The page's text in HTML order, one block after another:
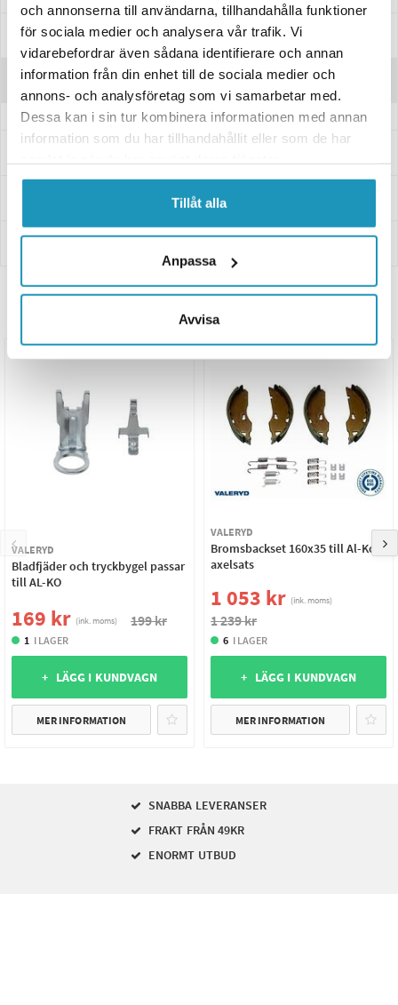
och annonserna till användarna, tillhandahålla funktioner
för sociala medier och analysera vår trafik. Vi
vidarebefordrar även sådana identifierare och annan
information från din enhet till de sociala medier och
annons- och analysföretag som vi samarbetar med.
Dessa kan i sin tur kombinera informationen med annan
information som du har tillhandahållit eller som de har
Tillåt alla
Anpassa
Avvisa
Manualer & Guider
Recensioner
Leverans- & Returinformation
Betalning
Relaterade produkter
VALERYD
Bladfjäder och tryckbygel passar
till AL-KO
169 kr (ink. moms) 199 kr
1 I LAGER
+ LÄGG I KUNDVAGN
MER INFORMATION
VALERYD
Bromsbackset 160x35 till Al-Ko
axelsats
1 053 kr (ink. moms)
1 239 kr
6 I LAGER
+ LÄGG I KUNDVAGN
MER INFORMATION
SNABBA LEVERANSER
FRAKT FRÅN 49KR
ENORMT UTBUD